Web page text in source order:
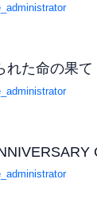
れた命の果て